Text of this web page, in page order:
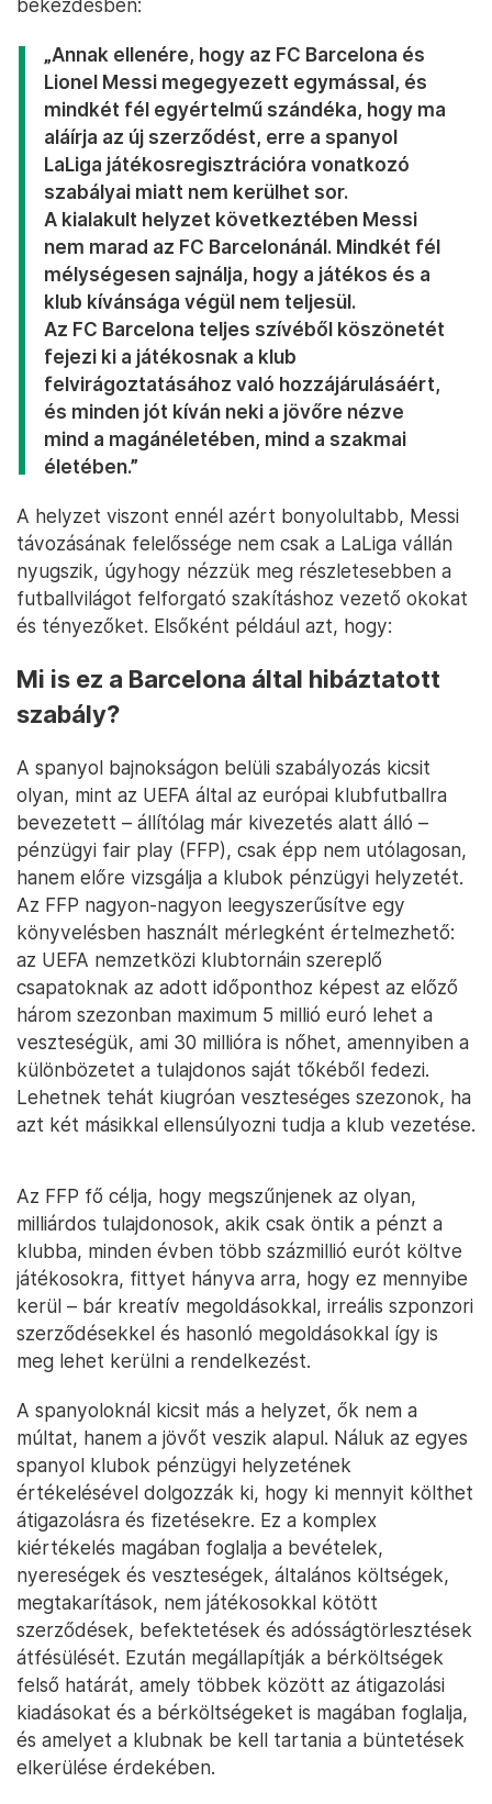
bekezdésben:
„Annak ellenére, hogy az FC Barcelona és
Lionel Messi megegyezett egymással, és
mindkét fél egyértelmű szándéka, hogy ma
aláírja az új szerződést, erre a spanyol
LaLiga játékosregisztrációra vonatkozó
szabályai miatt nem kerülhet sor.
A kialakult helyzet következtében Messi
nem marad az FC Barcelonánál. Mindkét fél
mélységesen sajnálja, hogy a játékos és a
klub kívánsága végül nem teljesül.
Az FC Barcelona teljes szívéből köszönetét
fejezi ki a játékosnak a klub
felvirágoztatásához való hozzájárulásáért,
és minden jót kíván neki a jövőre nézve
mind a magánéletében, mind a szakmai
életében.”
A helyzet viszont ennél azért bonyolultabb, Messi
távozásának felelőssége nem csak a LaLiga vállán
nyugszik, úgyhogy nézzük meg részletesebben a
futballvilágot felforgató szakításhoz vezető okokat
és tényezőket. Elsőként például azt, hogy:
Mi is ez a Barcelona által hibáztatott
szabály?
A spanyol bajnokságon belüli szabályozás kicsit
olyan, mint az UEFA által az európai klubfutballra
bevezetett – állítólag már kivezetés alatt álló –
pénzügyi fair play (FFP), csak épp nem utólagosan,
hanem előre vizsgálja a klubok pénzügyi helyzetét.
Az FFP nagyon-nagyon leegyszerűsítve egy
könyvelésben használt mérlegként értelmezhető:
az UEFA nemzetközi klubtornáin szereplő
csapatoknak az adott időponthoz képest az előző
három szezonban maximum 5 millió euró lehet a
veszteségük, ami 30 millióra is nőhet, amennyiben a
különbözetet a tulajdonos saját tőkéből fedezi.
Lehetnek tehát kiugróan veszteséges szezonok, ha
azt két másikkal ellensúlyozni tudja a klub vezetése.
Az FFP fő célja, hogy megszűnjenek az olyan,
milliárdos tulajdonosok, akik csak öntik a pénzt a
klubba, minden évben több százmillió eurót költve
játékosokra, fittyet hányva arra, hogy ez mennyibe
kerül – bár kreatív megoldásokkal, irreális szponzori
szerződésekkel és hasonló megoldásokkal így is
meg lehet kerülni a rendelkezést.
A spanyoloknál kicsit más a helyzet, ők nem a
múltat, hanem a jövőt veszik alapul. Náluk az egyes
spanyol klubok pénzügyi helyzetének
értékelésével dolgozzák ki, hogy ki mennyit költhet
átigazolásra és fizetésekre. Ez a komplex
kiértékelés magában foglalja a bevételek,
nyereségek és veszteségek, általános költségek,
megtakarítások, nem játékosokkal kötött
szerződések, befektetések és adósságtörlesztések
átfésülését. Ezután megállapítják a bérköltségek
felső határát, amely többek között az átigazolási
kiadásokat és a bérköltségeket is magában foglalja,
és amelyet a klubnak be kell tartania a büntetések
elkerülése érdekében.